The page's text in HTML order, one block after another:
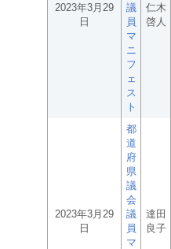
2023年3月29
日
議
員
マ
ニ
フ
ェ
ス
ト
仁木
啓人
2023年3月29
日
都
道
府
県
議
会
議
員
マ
達田
良子